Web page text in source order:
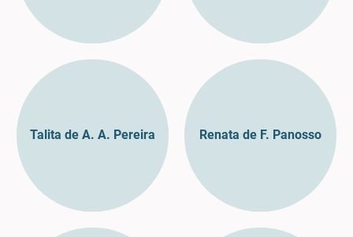
Talita de A. A. Pereira Renata de F. Panosso